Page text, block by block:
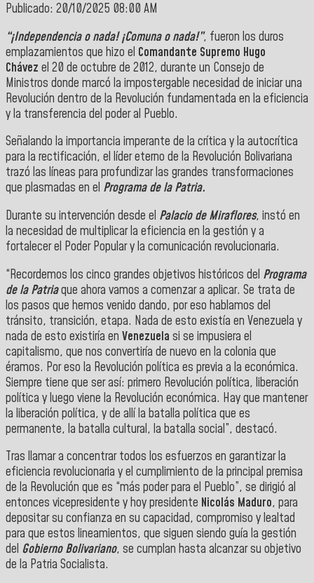
Publicado: 20/10/2025 08:00 AM
“¡Independencia o nada! ¡Comuna o nada!”, fueron los duros
emplazamientos que hizo el Comandante Supremo Hugo
Chávez el 20 de octubre de 2012, durante un Consejo de
Ministros donde marcó la impostergable necesidad de iniciar una
Revolución dentro de la Revolución fundamentada en la eficiencia
y la transferencia del poder al Pueblo.
Señalando la importancia imperante de la crítica y la autocrítica
para la rectificación, el líder eterno de la Revolución Bolivariana
trazó las líneas para profundizar las grandes transformaciones
que plasmadas en el Programa de la Patria.
Durante su intervención desde el Palacio de Miraflores, instó en
la necesidad de multiplicar la eficiencia en la gestión y a
fortalecer el Poder Popular y la comunicación revolucionaria.
“Recordemos los cinco grandes objetivos históricos del Programa
de la Patriaque ahora vamos a comenzar a aplicar. Se trata de
los pasos que hemos venido dando, por eso hablamos del
tránsito, transición, etapa. Nada de esto existía en Venezuela y
nada de esto existiría en Venezuela si se impusiera el
capitalismo, que nos convertiría de nuevo en la colonia que
éramos. Por eso la Revolución política es previa a la económica.
Siempre tiene que ser así: primero Revolución política, liberación
política y luego viene la Revolución económica. Hay que mantener
la liberación política, y de allí la batalla política que es
permanente, la batalla cultural, la batalla social”, destacó.
Tras llamar a concentrar todos los esfuerzos en garantizar la
eficiencia revolucionaria y el cumplimiento de la principal premisa
de la Revolución que es “más poder para el Pueblo”, se dirigió al
entonces vicepresidente y hoy presidente Nicolás Maduro, para
depositar su confianza en su capacidad, compromiso y lealtad
para que estos lineamientos, que siguen siendo guía la gestión
del Gobierno Bolivariano, se cumplan hasta alcanzar su objetivo
de la Patria Socialista.